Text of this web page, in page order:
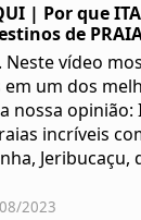
| Por que
de
Neste vídeo
um dos
nossa opinião:
incríveis
2023